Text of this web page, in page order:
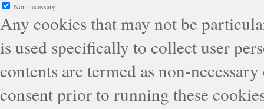
Non-necessary
Any cookies that may not be
is used specifically to collect user
contents are termed as non-
consent prior to running these